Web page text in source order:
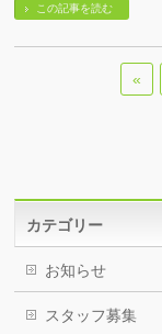
この記事を読む
«
カテゴリー
お知らせ
スタッフ募集